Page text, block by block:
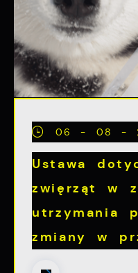
06 - 08 -
Ustawa
zwięrząt w
utrzymania
zmiany w
Firmy te działają
pośredników
postaci
mediów